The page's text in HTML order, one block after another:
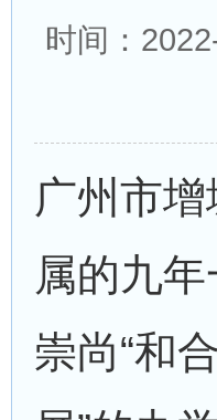
时间：
广州市
属的九
崇尚“和